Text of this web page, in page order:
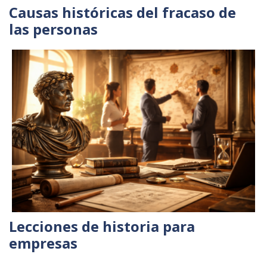
Causas históricas del fracaso de
las personas
Lecciones de historia para
empresas